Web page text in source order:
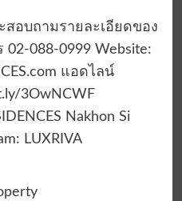
อบถามรายละเอียดของ
02-088-0999 Website:
แอดไลน์
3OwNCWF
Nakhon Si
LUXRIVA